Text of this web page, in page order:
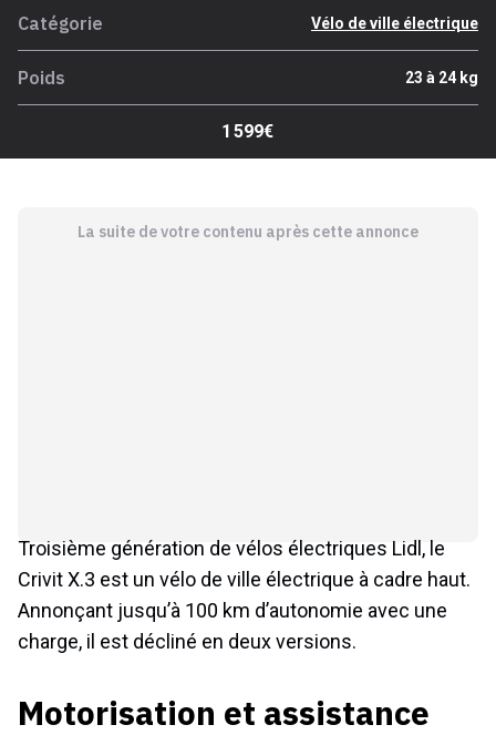
Catégorie Vélo de ville électrique
Poids 23 à 24 kg
1 599€
La suite de votre contenu après cette annonce
Troisième génération de vélos électriques Lidl, le
Crivit X.3 est un vélo de ville électrique à cadre haut.
Annonçant jusqu’à 100 km d’autonomie avec une
charge, il est décliné en deux versions.
Motorisation et assistance